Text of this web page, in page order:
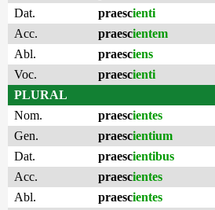
Dat.
praescienti
Acc.
praescientem
Abl.
praesciens
Voc.
praescienti
PLURAL
Nom.
praescientes
Gen.
praescientium
Dat.
praescientibus
Acc.
praescientes
Abl.
praescientes